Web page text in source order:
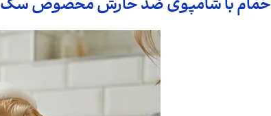
حمام با شامپوی ضد خارش مخصوص سگ